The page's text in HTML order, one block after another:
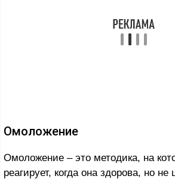
Омоложение
Омоложение – это методика, на
реагирует, когда она здорова, но не